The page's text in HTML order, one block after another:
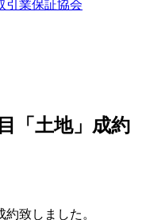
「土地」成約
致しました。